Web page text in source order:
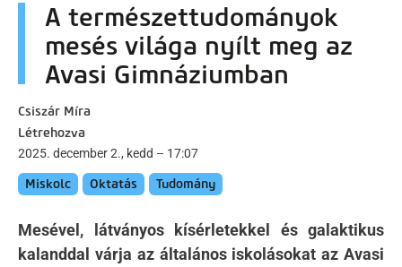
A természettudományok
mesés világa nyílt meg az
Avasi Gimnáziumban
Csiszár Míra
Létrehozva
2025. december 2., kedd – 17:07
Miskolc Oktatás Tudomány
Mesével, látványos kísérletekkel és galaktikus
kalanddal várja az általános iskolásokat az Avasi